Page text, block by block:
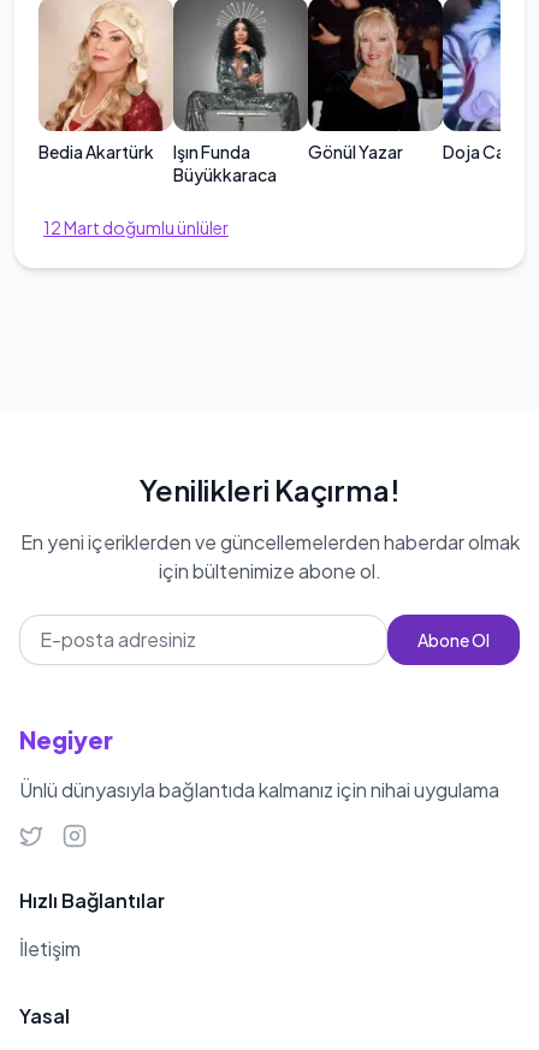
Bedia Akartürk
Işın Funda
Büyükkaraca
Gönül Yazar Doja Cat
12Mart doğumlu ünlüler
Yenilikleri Kaçırma!
En yeni içeriklerden ve güncellemelerden haberdar olmak
için bültenimize abone ol.
Abone Ol
Negiyer
Ünlü dünyasıyla bağlantıda kalmanız için nihai uygulama
Hızlı Bağlantılar
İletişim
Yasal